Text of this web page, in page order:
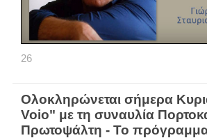
26
Ολοκληρώνεται σήμερα
Voio" με τη συναυλία
Πρωτοψάλτη - Το